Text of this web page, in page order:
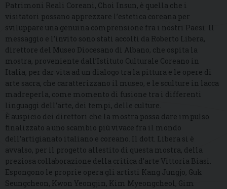
Patrimoni Reali Coreani, Choi Insun, è quella che i
visitatori possano apprezzare l’estetica coreana per
sviluppare una genuina comprensione fra i nostri Paesi. Il
messaggio e l’invito sono stati accolti da Roberto Libera,
direttore del Museo Diocesano di Albano, che ospita la
mostra, proveniente dall’Istituto Culturale Coreano in
Italia, per dar vita ad un dialogo tra la pittura e le opere di
arte sacra, che caratterizzano il museo, e le sculture in lacca
madreperla, come momento di fusione tra i differenti
linguaggi dell’arte, dei tempi, delle culture.
È auspicio dei direttori che la mostra possa dare impulso
finalizzato a uno scambio più vivace fra il mondo
dell’artigianato italiano e coreano. Il dott. Libera si è
avvalso, per il progetto allestito di questa mostra, della
preziosa collaborazione della critica d’arte Vittoria Biasi.
Espongono le proprie opera gli artisti Kang Jungjo, Guk
Seungcheon, Kwon Yeongjin, Kim Myeongcheol, Gim